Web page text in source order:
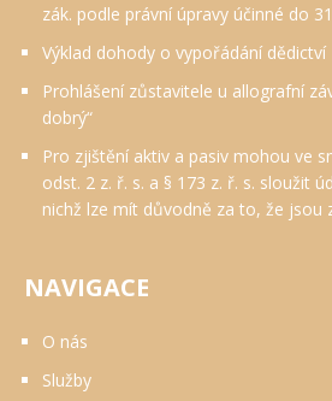
zák. podle právní úpravy účinné do
Výklad dohody o vypořádání dědictví
Prohlášení zůstavitele u allografní
dobrý“
Pro zjištění aktiv a pasiv mohou ve
odst. 2 z. ř. s. a § 173 z. ř. s. sloužit
nichž lze mít důvodně za to, že jsou
NAVIGACE
O nás
Služby